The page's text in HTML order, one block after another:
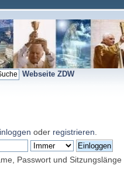
Webseite ZDW
oder registrieren
Passwort und Sitzungslänge